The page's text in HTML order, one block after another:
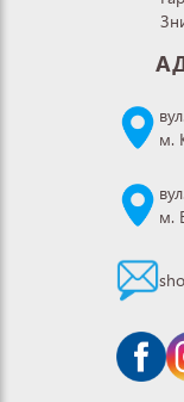
м.
м.